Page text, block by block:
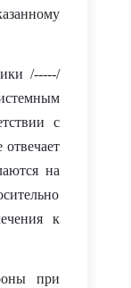
/-----/
с
на
к
при